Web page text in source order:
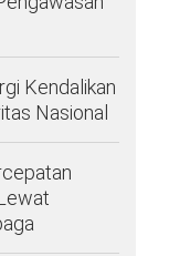
Kendalikan
Nasional